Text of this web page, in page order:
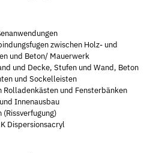
zwischen Holz- und
und Beton/ Mauerwerk
und Decke, Stufen und Wand, Beton
und Sockelleisten
Rolladenkästen und Fensterbänken
Innenausbau
Dispersionsacryl